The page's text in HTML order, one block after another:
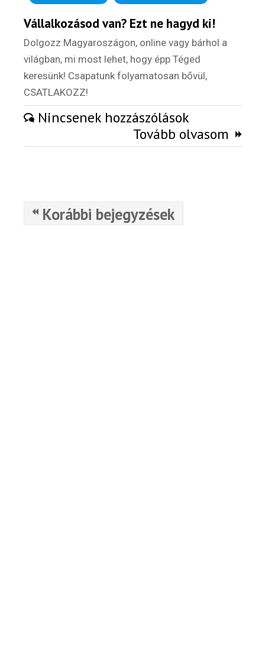
Vállalkozásod van? Ezt ne hagyd ki!
Dolgozz Magyaroszágon, online vagy bárhol a
világban, mi most lehet, hogy épp Téged
keresünk! Csapatunk folyamatosan bővül,
CSATLAKOZZ!
Nincsenek hozzászólások
Tovább olvasom
Korábbi bejegyzések